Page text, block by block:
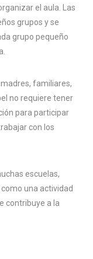
el aula. Las
grupos y se
grupo pequeño
familiares,
no requiere tener
para participar
con los
escuelas,
una actividad
contribuye a la